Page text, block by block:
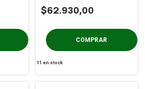
$62.930,00
11 en stock